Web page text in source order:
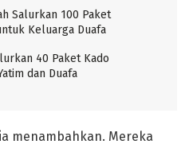
Salurkan 100 Paket
Keluarga Duafa
40 Paket Kado
dan Duafa
menambahkan. Mereka